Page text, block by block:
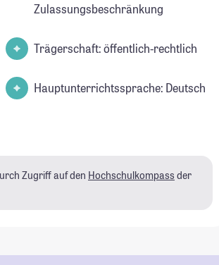
Zulassungsbeschränkung
Trägerschaft: öffentlich-rechtlich
Hauptunterrichtssprache: Deutsch
Zugriff auf den Hochschulkompass der